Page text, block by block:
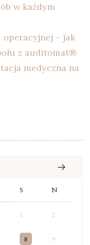
w każdym
operacyjnej – jak
z auditomat®
medyczna na
S N
1 2
8 9